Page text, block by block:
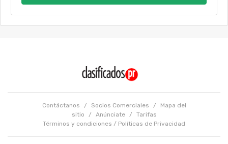
Contáctanos / Socios Comerciales /
Mapa del
sitio
/ Anúnciate /
Tarifas
Términos y condiciones / Políticas de Privacidad